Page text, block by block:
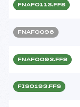
FNAF0113.FFS
FNAF0096
FNAF0093.FFS
FIS0193.FFS